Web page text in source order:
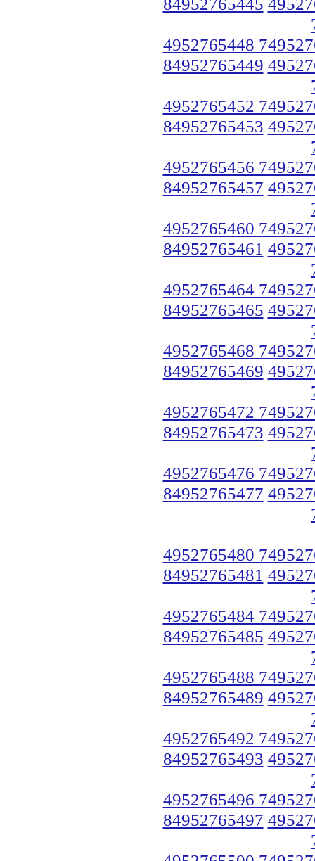
4952765448
84952765449
4952765452
84952765453
4952765456
84952765457
4952765460
84952765461
4952765464
84952765465
4952765468
84952765469
4952765472
84952765473
4952765476
84952765477
4952765480
84952765481
4952765484
84952765485
4952765488
84952765489
4952765492
84952765493
4952765496
84952765497